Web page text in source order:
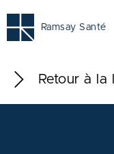
Ramsay Santé
Retour à la